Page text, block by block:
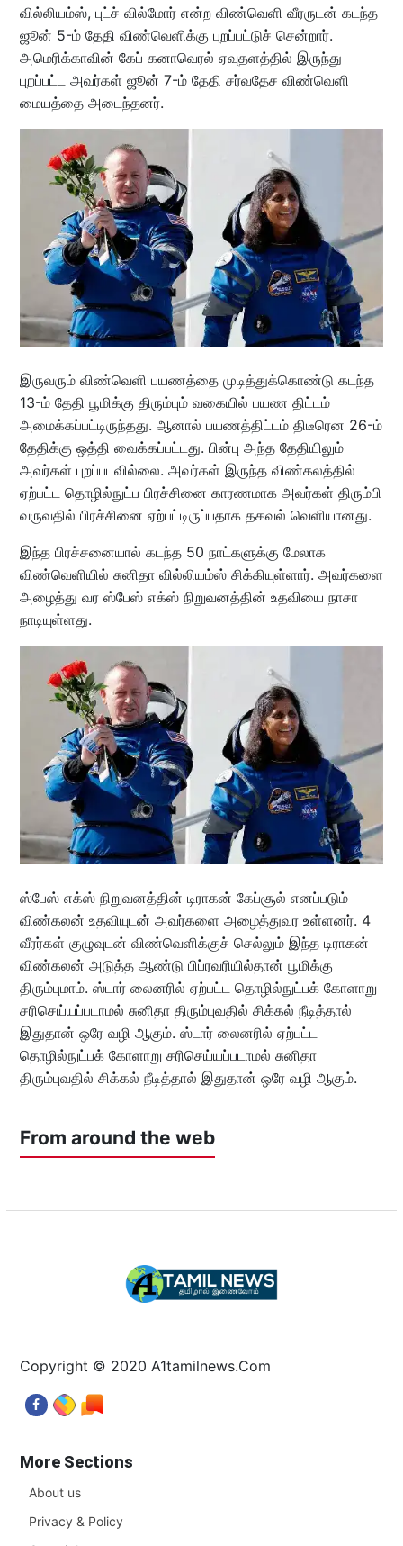
வில்லியம்ஸ், புட்ச் வில்மோர் என்ற விண்வெளி வீரருடன் கடந்த
ஜூன் 5-ம் தேதி விண்வெளிக்கு புறப்பட்டுச் சென்றார்.
அமெரிக்காவின் கேப் கனாவெரல் ஏவுதளத்தில் இருந்து
புறப்பட்ட அவர்கள் ஜூன் 7-ம் தேதி சர்வதேச விண்வெளி
மையத்தை அடைந்தனர்.
இருவரும் விண்வெளி பயணத்தை முடித்துக்கொண்டு கடந்த
13-ம் தேதி பூமிக்கு திரும்பும் வகையில் பயண திட்டம்
அமைக்கப்பட்டிருந்தது. ஆனால் பயணத்திட்டம் திடீரென 26-ம்
தேதிக்கு ஒத்தி வைக்கப்பட்டது. பின்பு அந்த தேதியிலும்
அவர்கள் புறப்படவில்லை. அவர்கள் இருந்த விண்கலத்தில்
ஏற்பட்ட தொழில்நுட்ப பிரச்சினை காரணமாக அவர்கள் திரும்பி
வருவதில் பிரச்சினை ஏற்பட்டிருப்பதாக தகவல் வெளியானது.
இந்த பிரச்சனையால் கடந்த 50 நாட்களுக்கு மேலாக
விண்வெளியில் சுனிதா வில்லியம்ஸ் சிக்கியுள்ளார். அவர்களை
அழைத்து வர ஸ்பேஸ் எக்ஸ் நிறுவனத்தின் உதவியை நாசா
நாடியுள்ளது.
ஸ்பேஸ் எக்ஸ் நிறுவனத்தின் டிராகன் கேப்சூல் எனப்படும்
விண்கலன் உதவியுடன் அவர்களை அழைத்துவர உள்ளனர். 4
வீரர்கள் குழுவுடன் விண்வெளிக்குச் செல்லும் இந்த டிராகன்
விண்கலன் அடுத்த ஆண்டு பிப்ரவரியில்தான் பூமிக்கு
திரும்புமாம். ஸ்டார் லைனரில் ஏற்பட்ட தொழில்நுட்பக் கோளாறு
சரிசெய்யப்படாமல் சுனிதா திரும்புவதில் சிக்கல் நீடித்தால்
இதுதான் ஒரே வழி ஆகும். ஸ்டார் லைனரில் ஏற்பட்ட
தொழில்நுட்பக் கோளாறு சரிசெய்யப்படாமல் சுனிதா
திரும்புவதில் சிக்கல் நீடித்தால் இதுதான் ஒரே வழி ஆகும்.
From around the web
Copyright © 2020 A1tamilnews.Com
More Sections
About us
Privacy & Policy